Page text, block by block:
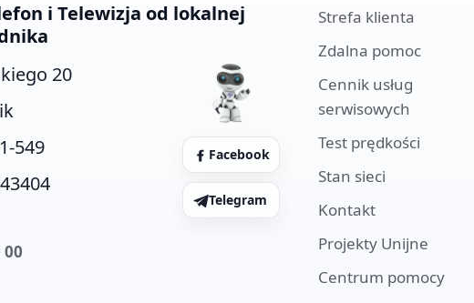
i Telewizja od lokalnej
20
549
Facebook
Telegram
00
Strefa klienta
Zdalna pomoc
Cennik usług
serwisowych
Test prędkości
Stan sieci
Kontakt
Projekty Unijne
Centrum pomocy